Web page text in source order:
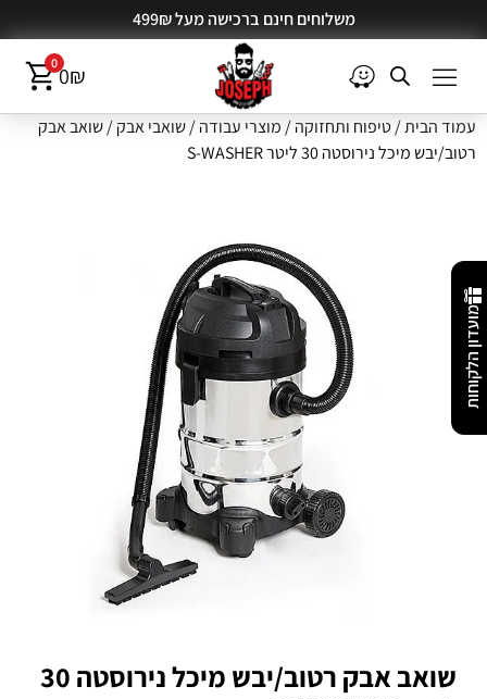
משלוחים חינם ברכישה מעל 499₪
00₪
מועדון הלקוחות
עמוד הבית/טיפוח ותחזוקה/ מוצרי עבודה/שואבי אבק/ שואב אבק
רטוב/יבש מיכל נירוסטה 30 ליטר S-WASHER
שואב אבק רטוב/יבש מיכל נירוסטה 30